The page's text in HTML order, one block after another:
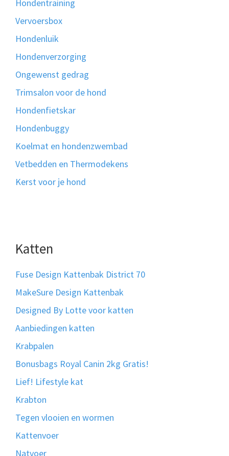
Hondentraining
Vervoersbox
Hondenluik
Hondenverzorging
Ongewenst gedrag
Trimsalon voor de hond
Hondenfietskar
Hondenbuggy
Koelmat en hondenzwembad
Vetbedden en Thermodekens
Kerst voor je hond
Katten
Fuse Design Kattenbak District 70
MakeSure Design Kattenbak
Designed By Lotte voor katten
Aanbiedingen katten
Krabpalen
Bonusbags Royal Canin 2kg Gratis!
Lief! Lifestyle kat
Krabton
Tegen vlooien en wormen
Kattenvoer
Natvoer